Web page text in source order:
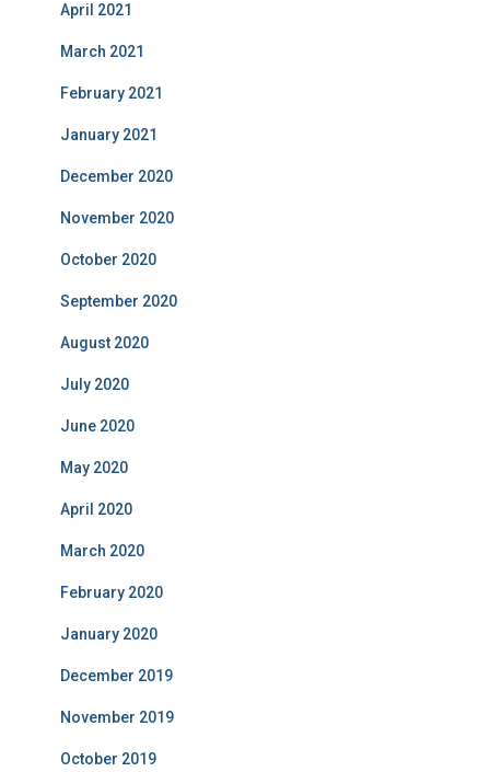
April 2021
March 2021
February 2021
January 2021
December 2020
November 2020
October 2020
September 2020
August 2020
July 2020
June 2020
May 2020
April 2020
March 2020
February 2020
January 2020
December 2019
November 2019
October 2019